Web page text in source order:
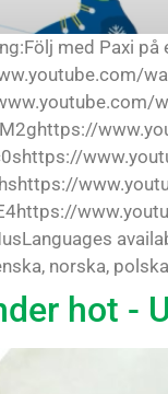
med Paxi
norska,
hot -